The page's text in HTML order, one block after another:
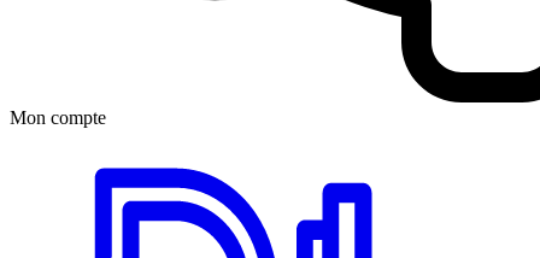
Mon compte